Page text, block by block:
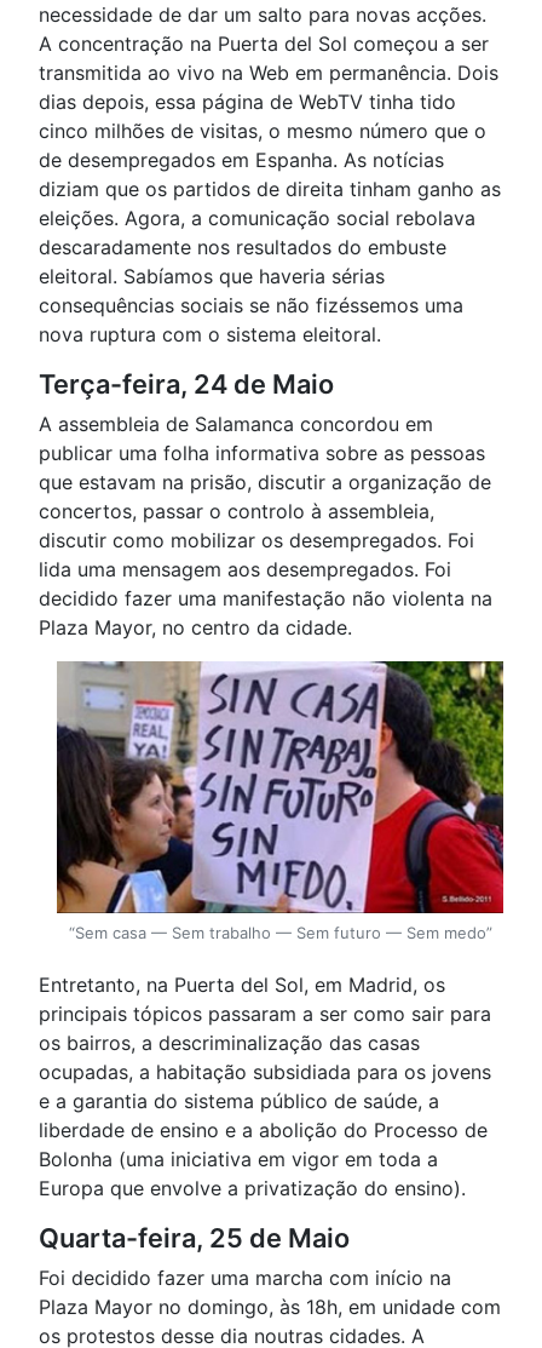
necessidade de dar um salto para novas acções.
A concentração na Puerta del Sol começou a ser
transmitida ao vivo na Web em permanência. Dois
dias depois, essa página de WebTV tinha tido
cinco milhões de visitas, o mesmo número que o
de desempregados em Espanha. As notícias
diziam que os partidos de direita tinham ganho as
eleições. Agora, a comunicação social rebolava
descaradamente nos resultados do embuste
eleitoral. Sabíamos que haveria sérias
consequências sociais se não fizéssemos uma
nova ruptura com o sistema eleitoral.
Terça-feira, 24 de Maio
A assembleia de Salamanca concordou em
publicar uma folha informativa sobre as pessoas
que estavam na prisão, discutir a organização de
concertos, passar o controlo à assembleia,
discutir como mobilizar os desempregados. Foi
lida uma mensagem aos desempregados. Foi
decidido fazer uma manifestação não violenta na
Plaza Mayor, no centro da cidade.
“Sem casa — Sem trabalho — Sem futuro — Sem medo”
Entretanto, na Puerta del Sol, em Madrid, os
principais tópicos passaram a ser como sair para
os bairros, a descriminalização das casas
ocupadas, a habitação subsidiada para os jovens
e a garantia do sistema público de saúde, a
liberdade de ensino e a abolição do Processo de
Bolonha (uma iniciativa em vigor em toda a
Europa que envolve a privatização do ensino).
Quarta-feira, 25 de Maio
Foi decidido fazer uma marcha com início na
Plaza Mayor no domingo, às 18h, em unidade com
os protestos desse dia noutras cidades. A